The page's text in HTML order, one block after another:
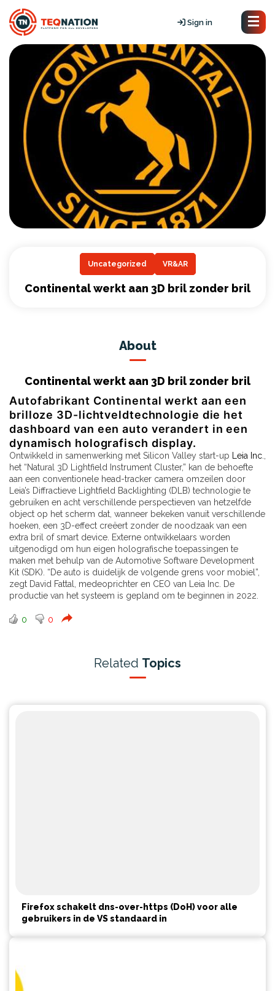
Sign in
Uncategorized VR&AR
Continental werkt aan 3D bril zonder bril
About
Continental werkt aan 3D bril zonder bril
Autofabrikant Continental werkt aan een
brilloze 3D-lichtveldtechnologie die het
dashboard van een auto verandert in een
dynamisch holografisch display.
Ontwikkeld in samenwerking met Silicon Valley start-up Leia Inc.,
het “Natural 3D Lightfield Instrument Cluster,” kan de behoefte
aan een conventionele head-tracker camera omzeilen door
Leia’s Diffractieve Lightfield Backlighting (DLB) technologie te
gebruiken en acht verschillende perspectieven van hetzelfde
object op het scherm dat, wanneer bekeken vanuit verschillende
hoeken, een 3D-effect creëert zonder de noodzaak van een
extra bril of smart device. Externe ontwikkelaars worden
uitgenodigd om hun eigen holografische toepassingen te
maken met behulp van de Automotive Software Development
Kit (SDK). “De auto is duidelijk de volgende grens voor mobiel”,
zegt David Fattal, medeoprichter en CEO van Leia Inc. De
productie van het systeem is gepland om te beginnen in 2022.
0 0
Related Topics
Firefox schakelt dns-over-https (DoH) voor alle
gebruikers in de VS standaard in